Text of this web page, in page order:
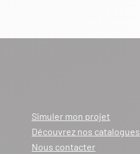
Simuler mon projet
Découvrez nos catalogues
Nous contacter